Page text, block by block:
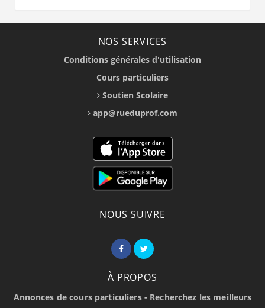
NOS SERVICES
Conditions générales d'utilisation
Cours particuliers
Soutien Scolaire
app@rueduprof.com
NOUS SUIVRE
À PROPOS
Annonces de cours particuliers - Recherchez les meilleurs